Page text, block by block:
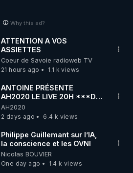
Why this ad?
ATTENTION A VOS
ASSIETTES
Coeur de Savoie radioweb TV
21 hours ago
1.1 k views
ANTOINE PRÉSENTE
AH2020 LE LIVE 20H ***DU
06/08/2026***
AH2020
2 days ago
6.4 k views
Philippe Guillemant sur l’IA,
la conscience et les OVNI
Nicolas BOUVIER
One day ago
1.4 k views